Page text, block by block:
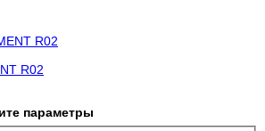
R02
параметры